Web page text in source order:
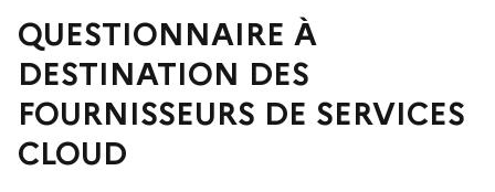
QUESTIONNAIRE À
DESTINATION DES
FOURNISSEURS DE SERVICES
CLOUD